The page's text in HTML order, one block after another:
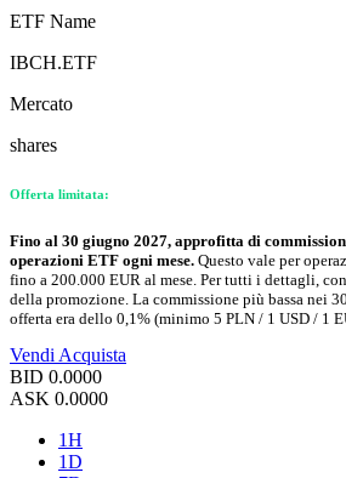
ETF Name
IBCH.ETF
Mercato
shares
Offerta limitata:
Fino al 30 giugno 2027, approfitta di
operazioni ETF ogni mese. Questo vale per
fino a 200.000 EUR al mese. Per tutti i dettagli,
della promozione. La commissione più bassa nei
offerta era dello 0,1% (minimo 5 PLN / 1 USD / 1
Vendi Acquista
BID 0.0000
ASK 0.0000
1H
1D